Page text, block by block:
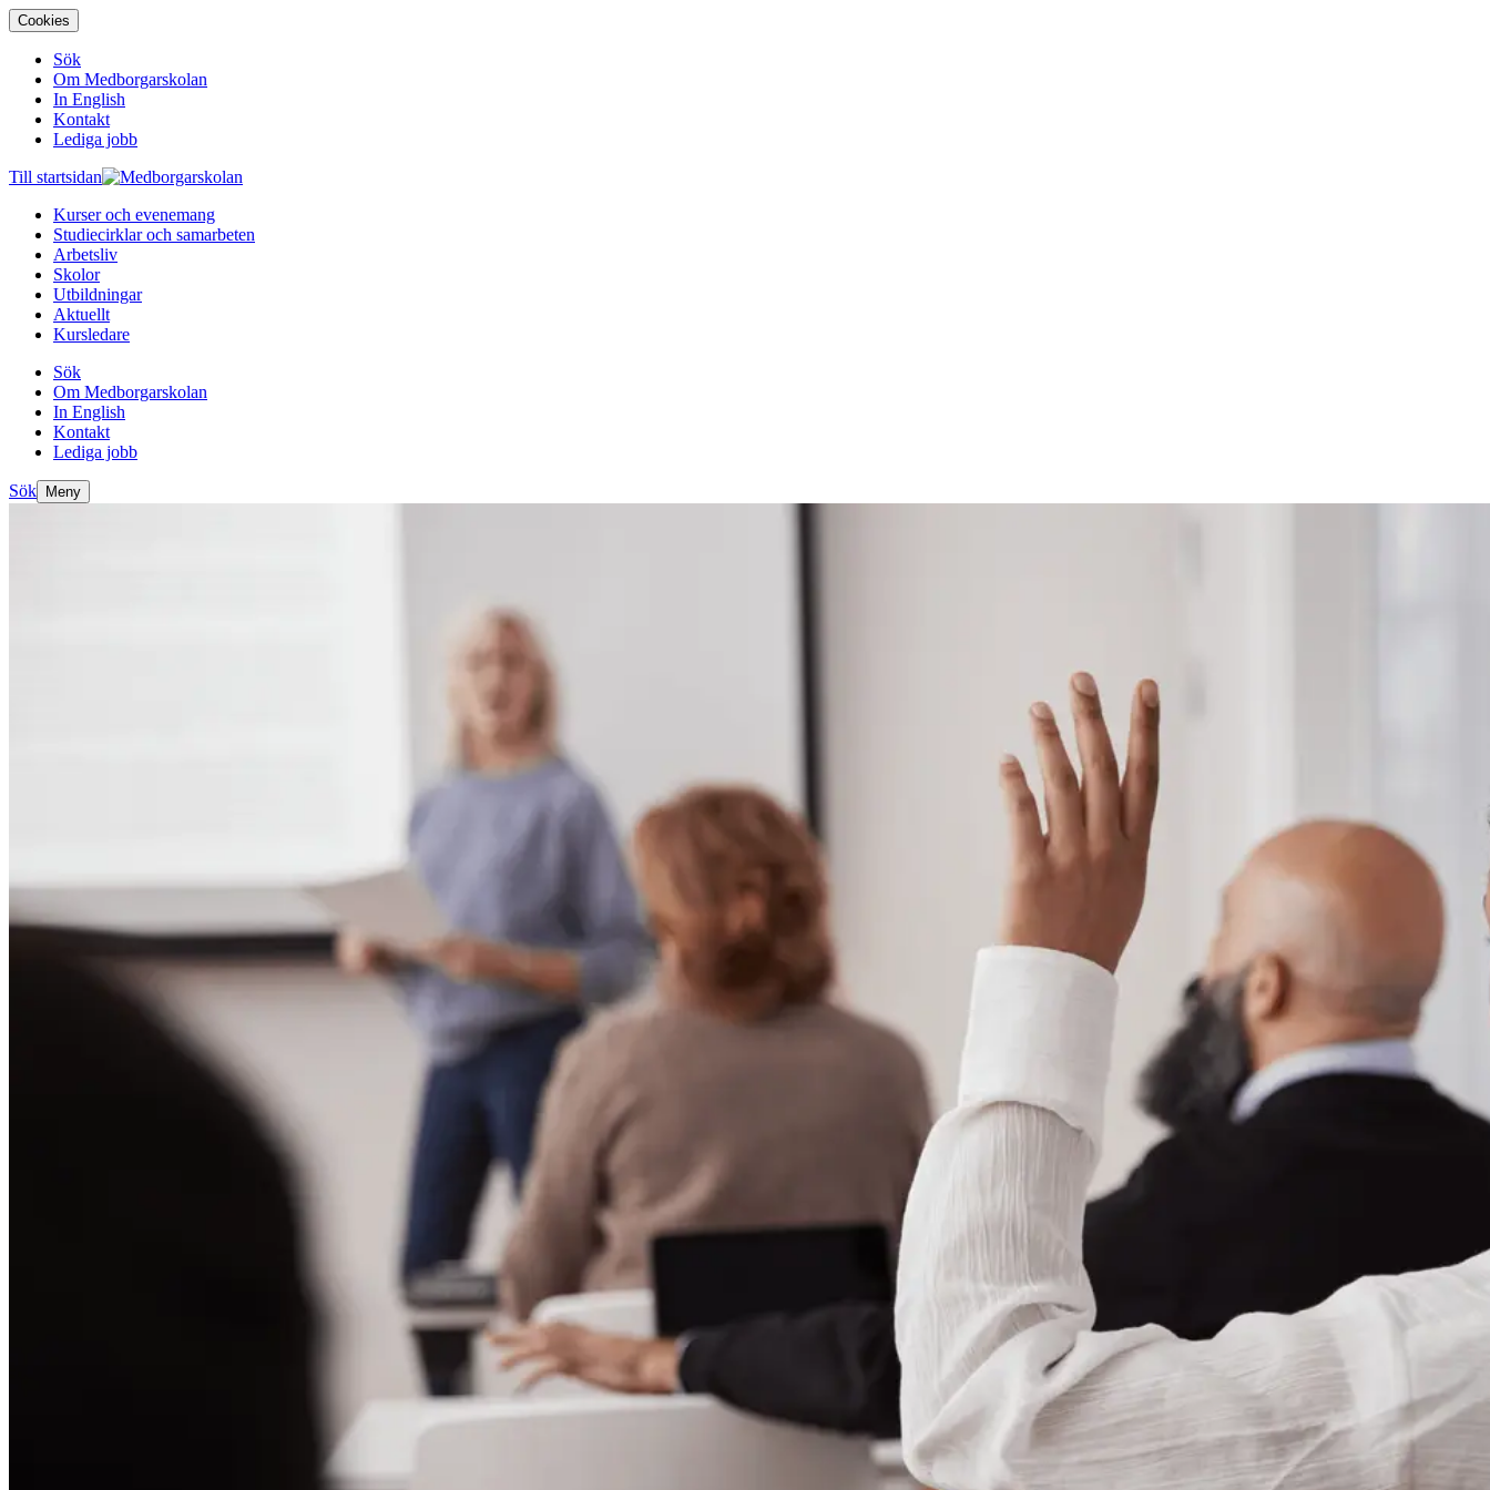
Cookies
Sök
Om Medborgarskolan
In English
Kontakt
Lediga jobb
Till startsidan
Kurser och evenemang
Studiecirklar och samarbeten
Arbetsliv
Skolor
Utbildningar
Aktuellt
Kursledare
Sök
Om Medborgarskolan
In English
Kontakt
Lediga jobb
Sök Meny